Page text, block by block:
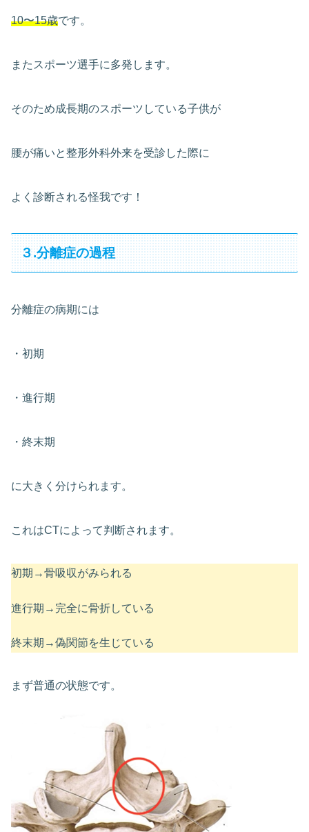
10〜15歳です。
またスポーツ選手に多発します。
そのため成長期のスポーツしている子供が
腰が痛いと整形外科外来を受診した際に
よく診断される怪我です！
３.分離症の過程
分離症の病期には
・初期
・進行期
・終末期
に大きく分けられます。
これはCTによって判断されます。
初期→骨吸収がみられる
進行期→完全に骨折している
終末期→偽関節を生じている
まず普通の状態です。